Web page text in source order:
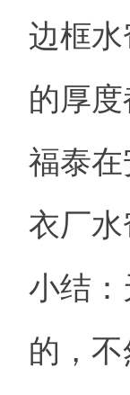
边框
的厚
福泰
衣厂
小结
的，